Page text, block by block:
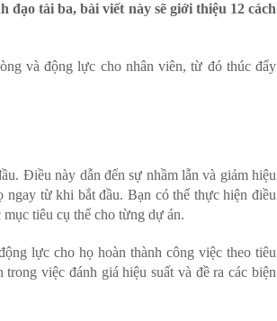
tài ba, bài viết này sẽ giới thiệu 12 cách
và động lực cho nhân viên, từ đó thúc đẩy
Điều này dẫn đến sự nhầm lẫn và giảm hiệu
ngay từ khi bắt đầu. Bạn có thể thực hiện điều
tiêu cụ thể cho từng dự án.
lực cho họ hoàn thành công việc theo tiêu
việc đánh giá hiệu suất và đề ra các biện